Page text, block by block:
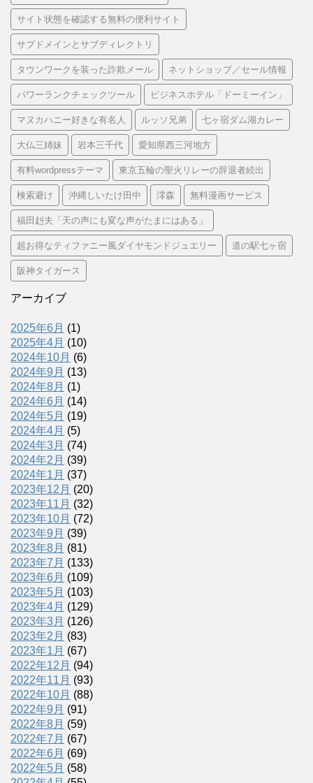
サイト状態を確認する無料の便利サイト
サブドメインとサブディレクトリ
タウンワークを装った詐欺メール ネットショップ／セール情報
パワーランクチェックツール ビジネスホテル「ドーミーイン」
マヌカハニー好きな有名人 ルッソ兄弟 七ヶ宿ダム湖カレー
大仏三姉妹 岩本三千代 愛知県西三河地方
有料wordpressテーマ 東京五輪の聖火リレーの辞退者続出
検索避け 沖縄しいたけ田中 澪森 無料漫画サービス
福田赳夫「天の声にも変な声がたまにはある」
超お得なティファニー風ダイヤモンドジュエリー 道の駅七ヶ宿
阪神タイガース
アーカイブ
2025年6月 (1)
2025年4月 (10)
2024年10月 (6)
2024年9月 (13)
2024年8月 (1)
2024年6月 (14)
2024年5月 (19)
2024年4月 (5)
2024年3月 (74)
2024年2月 (39)
2024年1月 (37)
2023年12月 (20)
2023年11月 (32)
2023年10月 (72)
2023年9月 (39)
2023年8月 (81)
2023年7月 (133)
2023年6月 (109)
2023年5月 (103)
2023年4月 (129)
2023年3月 (126)
2023年2月 (83)
2023年1月 (67)
2022年12月 (94)
2022年11月 (93)
2022年10月 (88)
2022年9月 (91)
2022年8月 (59)
2022年7月 (67)
2022年6月 (69)
2022年5月 (58)